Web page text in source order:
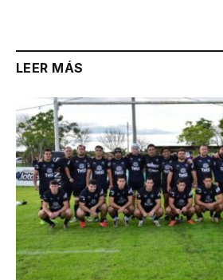
LEER MÁS